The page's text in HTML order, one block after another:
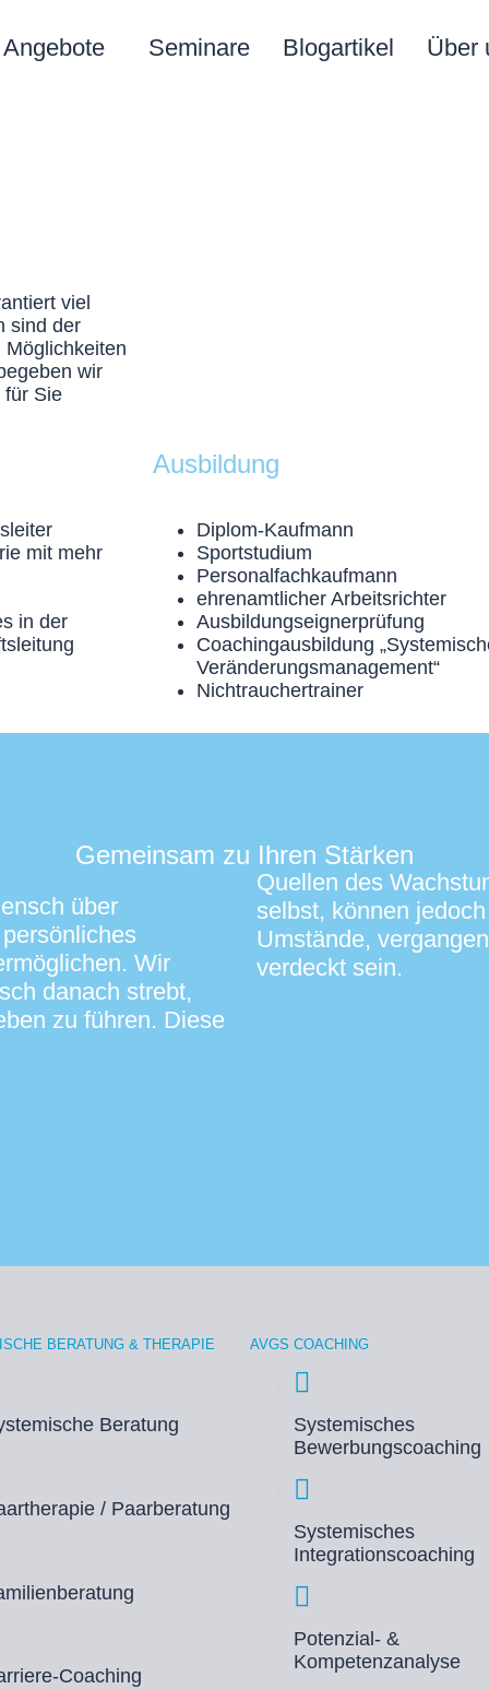
Angebote Seminare Blogartikel Über
viel
sind der
wir
für Sie
mit mehr
in der
Ausbildung
Diplom-Kaufmann
Sportstudium
Personalfachkaufmann
ehrenamtlicher Arbeitsrichter
Ausbildungseignerprüfung
Coachingausbildung
Veränderungs­manage­ment“
Nichtrauchertrainer
Gemeinsam zu Ihren Stärken
über
Wir
danach strebt,
zu führen. Diese
Quellen des
selbst, können
Umstände,
verdeckt sein.
BERATUNG & THERAPIE
Beratung
/ Paarberatung
Coaching
AVGS COACHING
Systemisches
Bewerbungscoaching
Systemisches
Integrationscoaching
Potenzial- &
Kompetenzanalyse